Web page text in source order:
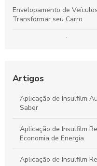
Envelopamento de
Transformar seu Carro
Aplicação De Películas De
Seguros
Artigos
Aplicação de Insulfilm
Saber
Aplicação de Insulfilm
Economia de Energia
Aplicação de Insulfilm